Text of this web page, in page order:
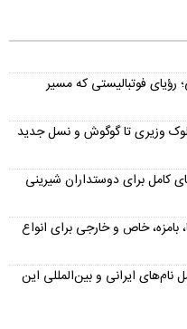
رؤیای فوتبالیستی که مسیر
وزیری تا گوگوش و نسل جدید
کامل برای دوستداران شیرینی
| بیش از ۳۰۰ اسم زیبا، بامزه، خاص و خارجی برای انواع
ایرانی و بین‌المللی این